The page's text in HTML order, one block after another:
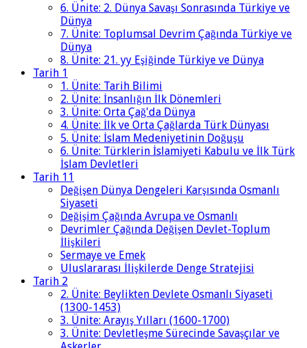
6. Ünite: 2. Dünya Savaşı Sonrasında Türkiye ve
Dünya
7. Ünite: Toplumsal Devrim Çağında Türkiye ve
Dünya
8. Ünite: 21. yy Eşiğinde Türkiye ve Dünya
Tarih 1
1. Ünite: Tarih Bilimi
2. Ünite: İnsanlığın İlk Dönemleri
3. Ünite: Orta Çağ'da Dünya
4. Ünite: İlk ve Orta Çağlarda Türk Dünyası
5. Ünite: İslam Medeniyetinin Doğuşu
6. Ünite: Türklerin İslamiyeti Kabulu ve İlk Türk
İslam Devletleri
Tarih 11
Değişen Dünya Dengeleri Karşısında Osmanlı
Siyaseti
Değişim Çağında Avrupa ve Osmanlı
Devrimler Çağında Değişen Devlet-Toplum
İlişkileri
Sermaye ve Emek
Uluslararası İlişkilerde Denge Stratejisi
Tarih 2
2. Ünite: Beylikten Devlete Osmanlı Siyaseti
(1300-1453)
3. Ünite: Arayış Yılları (1600-1700)
3. Ünite: Devletleşme Sürecinde Savaşçılar ve